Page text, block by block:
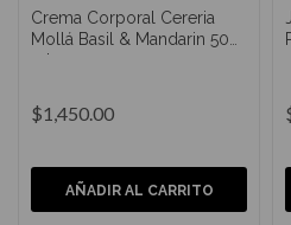
Crema Corporal Cereria
Mollá Basil & Mandarin 500
ml
$1,450.00
AÑADIR AL CARRITO